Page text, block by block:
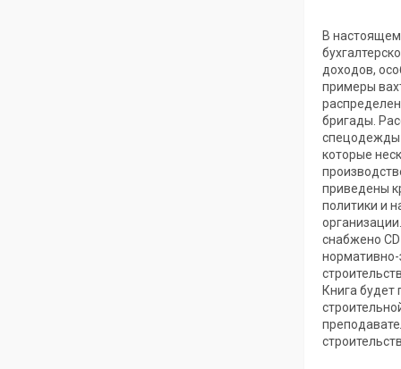
В
доходов,
примеры
бригады.
спецодежды
которые
приведены
политики и
снабжено
нормативно-
Книга будет